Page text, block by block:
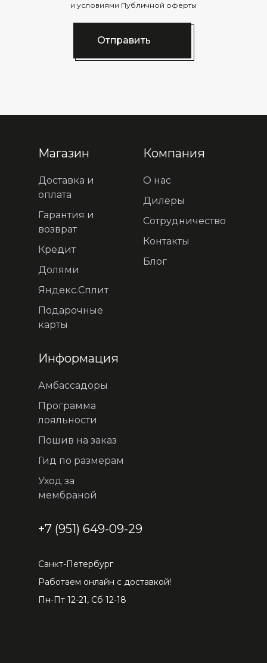
и условиями Публичной оферты
Отправить
Магазин
Доставка и
оплата
Гарантия и
возврат
Кредит
Долями
Яндекс.Сплит
Подарочные
карты
Компания
О нас
Дилеры
Сотрудничество
Контакты
Блог
Информация
Амбассадоры
Программа
лояльности
Пошив на заказ
Гид по размерам
Уход за
мембраной
+7 (951) 649-09-29
Санкт-Петербург
Работаем онлайн с доставкой!
Пн-Пт 12-21, Сб 12-18